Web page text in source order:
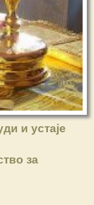
и устаје
за